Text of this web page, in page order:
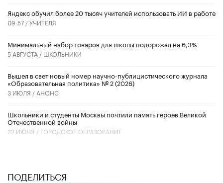
​Яндекс обучил более 20 тысяч учителей использовать ИИ в работе
09:57 /УЧИТЕЛЯ
Минимальный набор товаров для школы подорожал на 6,3%
5 АВГУСТА / ШКОЛЬНИКИ
Вышел в свет новый номер научно-публицистического журнала
«Образовательная политика» № 2 (2026)
3 ИЮЛЯ / АНОНС
Школьники и студенты Москвы почтили память героев Великой
Отечественной войны
22 ИЮНЯ / ГОРОДСКОЕ ОБРАЗОВАНИЕ
ПОДЕЛИТЬСЯ